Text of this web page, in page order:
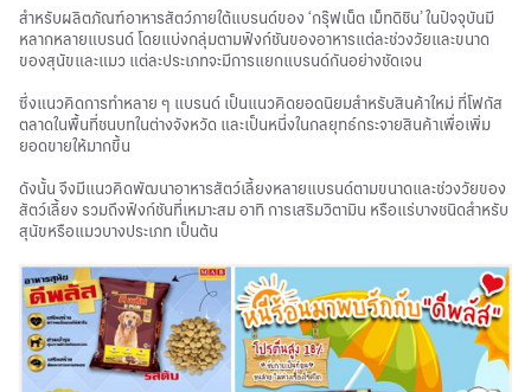
สำหรับผลิตภัณฑ์อาหารสัตว์ภายใต้แบรนด์ของ ‘กรุ๊ฟเน็ต เม็ทดิชิน’ ในปัจจุบันมี
หลากหลายแบรนด์ โดยแบ่งกลุ่มตามฟังก์ชันของอาหารแต่ละช่วงวัยและขนาด
ของสุนัขและแมว แต่ละประเภทจะมีการแยกแบรนด์กันอย่างชัดเจน
ซึ่งแนวคิดการทำหลาย ๆ แบรนด์ เป็นแนวคิดยอดนิยมสำหรับสินค้าใหม่ ที่โฟกัส
ตลาดในพื้นที่ชนบทในต่างจังหวัด และเป็นหนึ่งในกลยุทธ์กระจายสินค้าเพื่อเพิ่ม
ยอดขายให้มากขึ้น
ดังนั้น จึงมีแนวคิดพัฒนาอาหารสัตว์เลี้ยงหลายแบรนด์ตามขนาดและช่วงวัยของ
สัตว์เลี้ยง รวมถึงฟังก์ชันที่เหมาะสม อาทิ การเสริมวิตามิน หรือแร่บางชนิดสำหรับ
สุนัขหรือแมวบางประเภท เป็นต้น